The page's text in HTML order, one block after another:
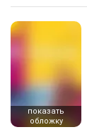
показать
обложку